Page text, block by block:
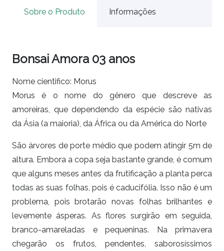
Sobre o Produto Informações
Bonsai Amora 03 anos
Nome cientifico: Morus
Morus é o nome do gênero que descreve as
amoreiras, que dependendo da espécie são nativas
da Ásia (a maioria), da África ou da América do Norte
São árvores de porte médio que podem atingir 5m de
altura. Embora a copa seja bastante grande, é comum
que alguns meses antes da frutificação a planta perca
todas as suas folhas, pois é caducifólia. Isso não é um
problema, pois brotarão novas folhas brilhantes e
levemente ásperas. As flores surgirão em seguida,
branco-amareladas e pequeninas. Na primavera
chegarão os frutos, pendentes, saborosíssimos